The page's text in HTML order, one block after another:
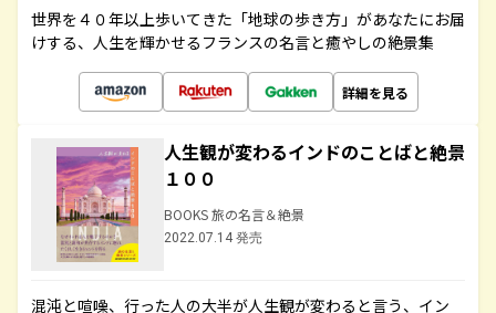
世界を４０年以上歩いてきた「地球の歩き方」があなたにお届
けする、人生を輝かせるフランスの名言と癒やしの絶景集
詳細を見る
人生観が変わるインドのことばと絶景
１００
BOOKS 旅の名言＆絶景
2022.07.14 発売
混沌と喧噪、行った人の大半が人生観が変わると言う、イン